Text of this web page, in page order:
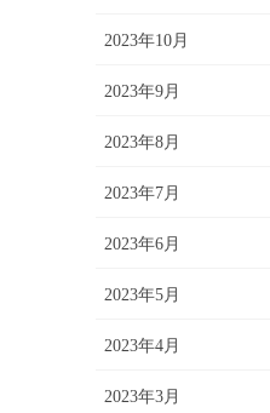
2023年10月
2023年9月
2023年8月
2023年7月
2023年6月
2023年5月
2023年4月
2023年3月